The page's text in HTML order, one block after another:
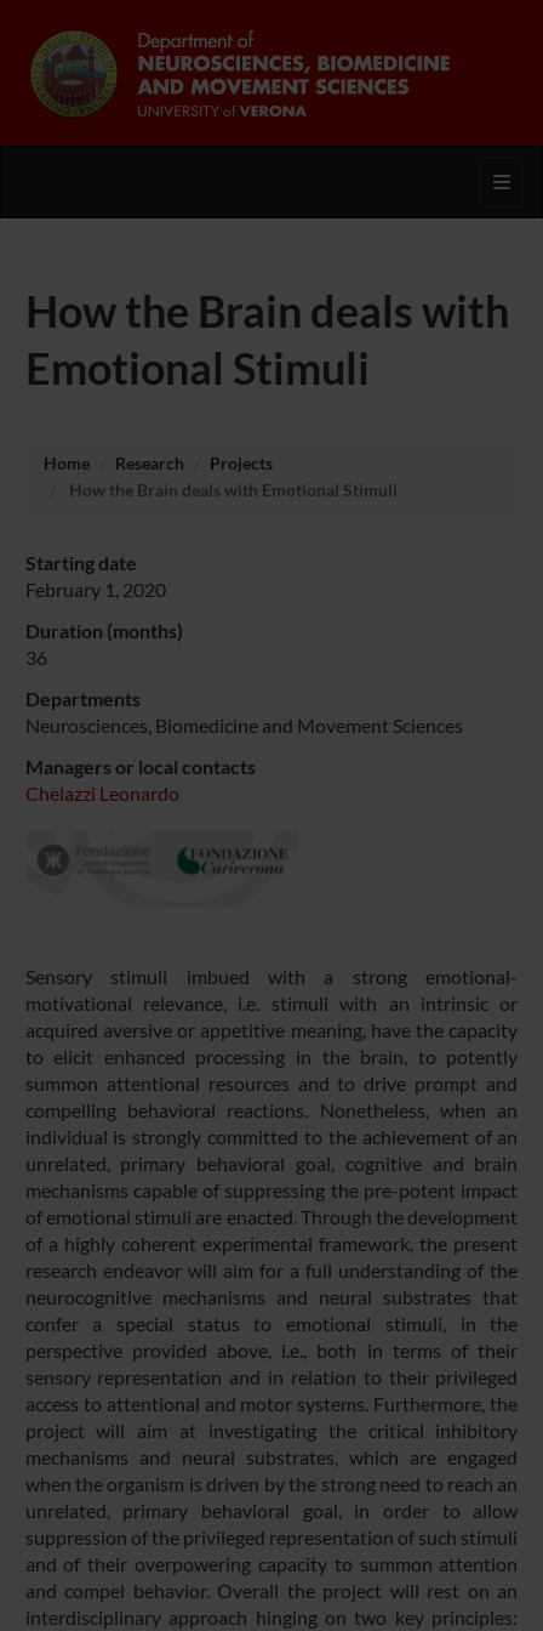
How the Brain deals with
Emotional Stimuli
Home Research
Projects
How the Brain deals with Emotional Stimuli
Starting date
February 1, 2020
Duration (months)
36
Departments
Neurosciences, Biomedicine and Movement Sciences
Managers or local contacts
Chelazzi Leonardo
Sensory stimuli imbued with a strong emotional-
motivational relevance, i.e. stimuli with an intrinsic or
acquired aversive or appetitive meaning, have the capacity
to elicit enhanced processing in the brain, to potently
summon attentional resources and to drive prompt and
compelling behavioral reactions. Nonetheless, when an
individual is strongly committed to the achievement of an
unrelated, primary behavioral goal, cognitive and brain
mechanisms capable of suppressing the pre-potent impact
of emotional stimuli are enacted. Through the development
of a highly coherent experimental framework, the present
research endeavor will aim for a full understanding of the
neurocognitive mechanisms and neural substrates that
confer a special status to emotional stimuli, in the
perspective provided above, i.e., both in terms of their
sensory representation and in relation to their privileged
access to attentional and motor systems. Furthermore, the
project will aim at investigating the critical inhibitory
mechanisms and neural substrates, which are engaged
when the organism is driven by the strong need to reach an
unrelated, primary behavioral goal, in order to allow
suppression of the privileged representation of such stimuli
and of their overpowering capacity to summon attention
and compel behavior. Overall the project will rest on an
interdisciplinary approach hinging on two key principles: